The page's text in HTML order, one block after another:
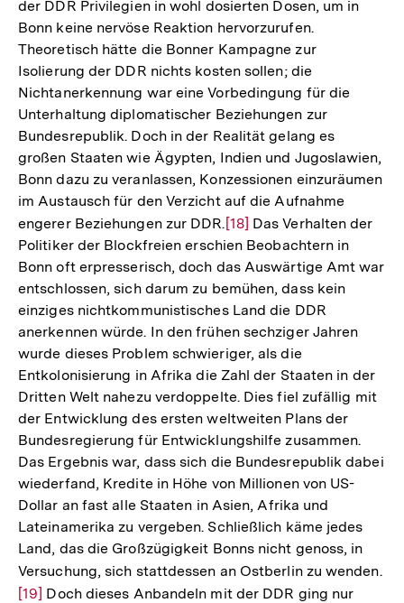
der DDR Privilegien in wohl dosierten Dosen, um in
Bonn keine nervöse Reaktion hervorzurufen.
Theoretisch hätte die Bonner Kampagne zur
Isolierung der DDR nichts kosten sollen; die
Nichtanerkennung war eine Vorbedingung für die
Unterhaltung diplomatischer Beziehungen zur
Bundesrepublik. Doch in der Realität gelang es
großen Staaten wie Ägypten, Indien und Jugoslawien,
Bonn dazu zu veranlassen, Konzessionen einzuräumen
im Austausch für den Verzicht auf die Aufnahme
engerer Beziehungen zur DDR. Zur
Auflösung
der
Fußnote
[18] Das Verhalten der
Politiker der Blockfreien erschien Beobachtern in
Bonn oft erpresserisch, doch das Auswärtige Amt war
entschlossen, sich darum zu bemühen, dass kein
einziges nichtkommunistisches Land die DDR
anerkennen würde. In den frühen sechziger Jahren
wurde dieses Problem schwieriger, als die
Entkolonisierung in Afrika die Zahl der Staaten in der
Dritten Welt nahezu verdoppelte. Dies fiel zufällig mit
der Entwicklung des ersten weltweiten Plans der
Bundesregierung für Entwicklungshilfe zusammen.
Das Ergebnis war, dass sich die Bundesrepublik dabei
wiederfand, Kredite in Höhe von Millionen von US-
Dollar an fast alle Staaten in Asien, Afrika und
Lateinamerika zu vergeben. Schließlich käme jedes
Land, das die Großzügigkeit Bonns nicht genoss, in
Versuchung, sich stattdessen an Ostberlin zu wenden.
[19] Doch dieses Anbandeln mit der DDR ging nur